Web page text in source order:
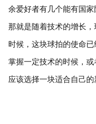
余爱好者有几个能有国家
那就是随着技术的增长
时候，这块球拍的使命
掌握一定技术的时候，或
应该选择一块适合自己的